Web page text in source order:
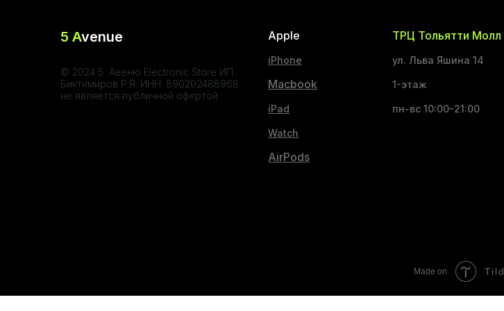
5 Avenue
© 2024 5 Авеню Electronic Store ИП
Биктимиров Р.Я. ИНН: 890202488968
не является публичной офертой
Apple
iPhone
Macbook
iPad
Watch
AirPods
ТРЦ Тольятти Молл
ул. Льва Яшина 14
1-этаж
пн-вс 10:00-21:00
Made on